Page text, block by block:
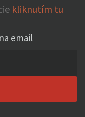
kliknutím tu
email